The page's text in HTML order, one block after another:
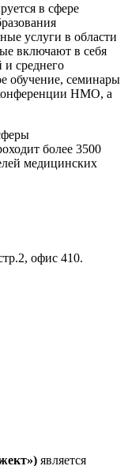
в сфере
услуги в области
включают в себя
среднего
обучение, семинары
НМО, а
более 3500
медицинских
офис 410.
является